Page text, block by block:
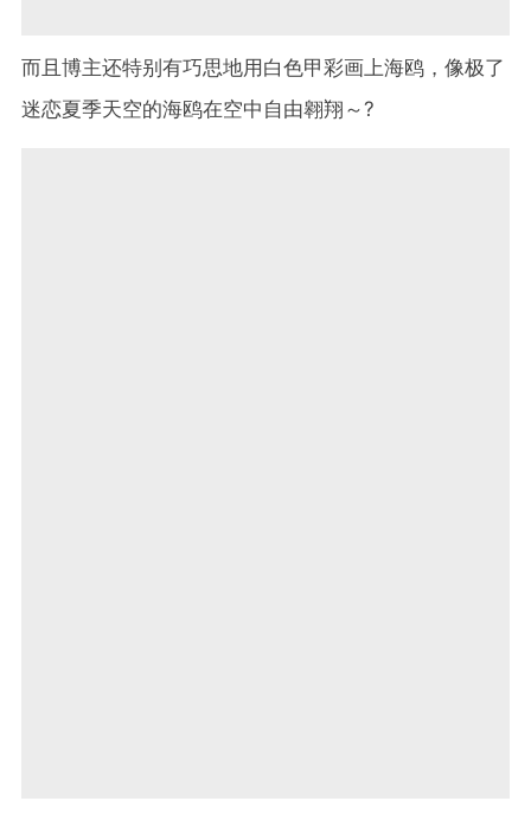
而且博主还特别有巧思地用白色甲彩画上海鸥，像极了
迷恋夏季天空的海鸥在空中自由翱翔～?